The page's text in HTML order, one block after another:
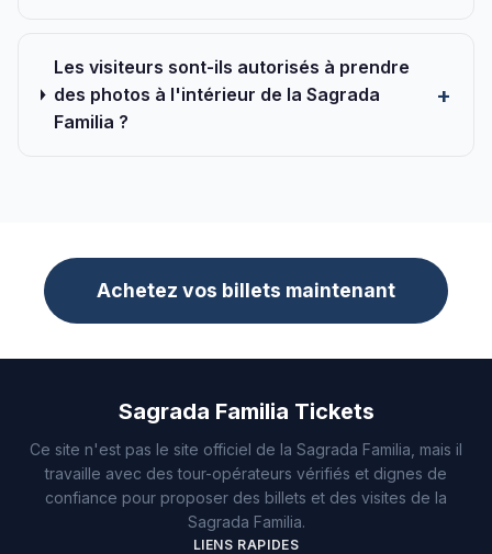
Les visiteurs sont-ils autorisés à prendre
des photos à l'intérieur de la Sagrada
Familia ?
Achetez vos billets maintenant
Sagrada Familia Tickets
Ce site n'est pas le site officiel de la Sagrada Familia, mais il
travaille avec des tour-opérateurs vérifiés et dignes de
confiance pour proposer des billets et des visites de la
Sagrada Familia.
LIENS RAPIDES